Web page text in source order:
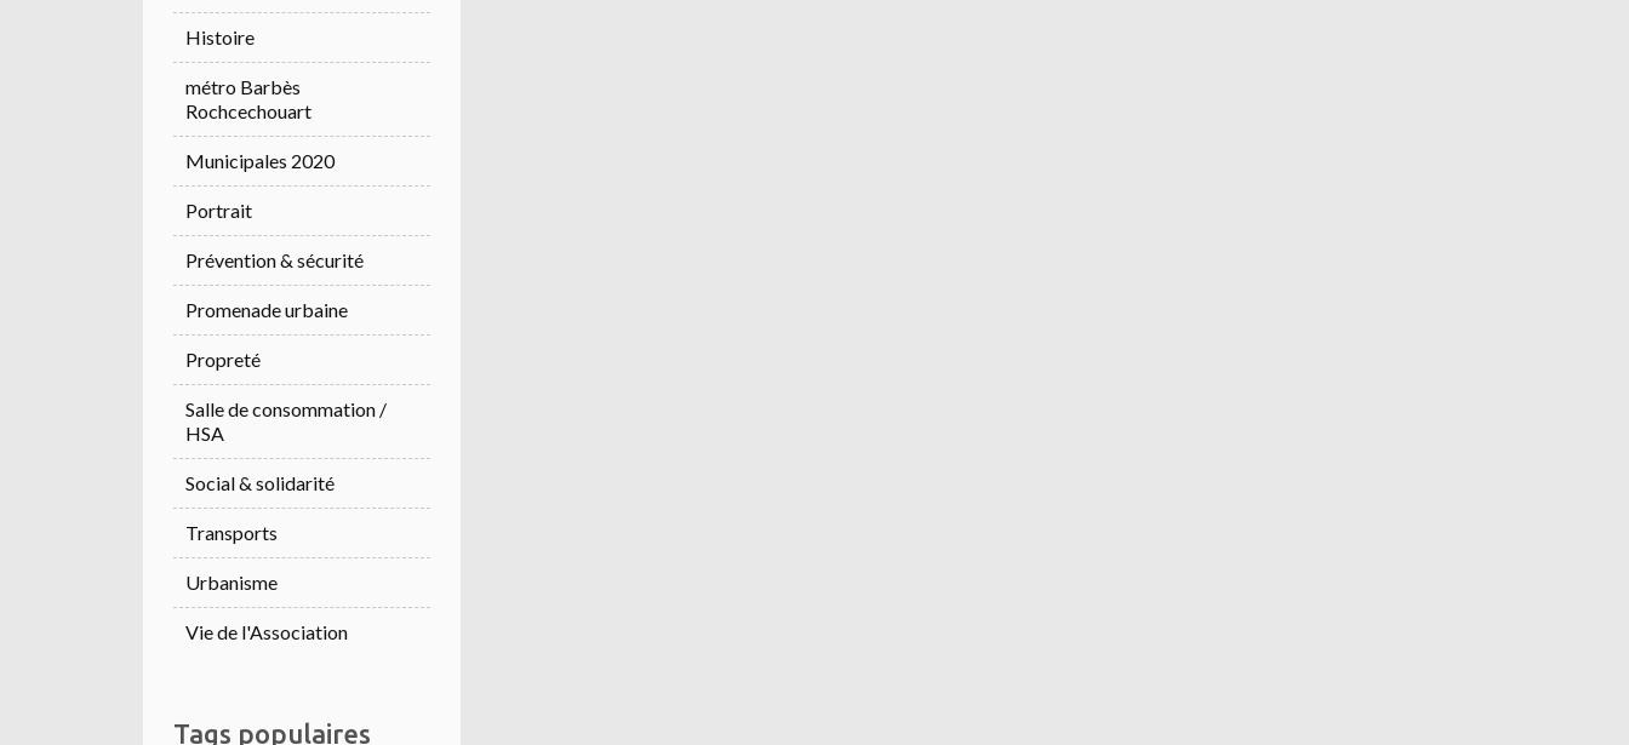
Histoire
métro Barbès
Rochcechouart
Municipales 2020
Portrait
Prévention & sécurité
Promenade urbaine
Propreté
Salle de consommation /
HSA
Social & solidarité
Transports
Urbanisme
Vie de l'Association
Tags populaires